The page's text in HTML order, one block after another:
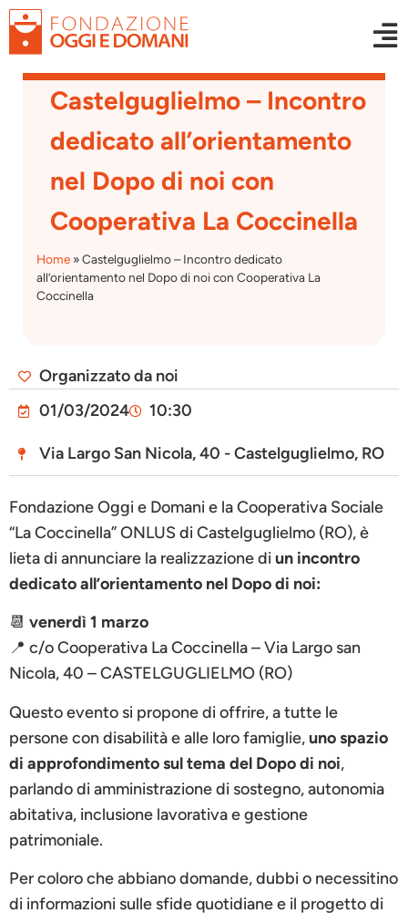
Castelguglielmo – Incontro
dedicato all’orientamento
nel Dopo di noi con
Cooperativa La Coccinella
Home »Castelguglielmo – Incontro dedicato
all’orientamento nel Dopo di noi con Cooperativa La
Coccinella
Organizzato da noi
01/03/2024
10:30
Via Largo San Nicola, 40 - Castelguglielmo, RO
Fondazione Oggi e Domani e la Cooperativa Sociale
“La Coccinella” ONLUS di Castelguglielmo (RO), è
lieta di annunciare la realizzazione di un incontro
dedicato all’orientamento nel Dopo di noi:
📆 venerdì 1 marzo
📍 c/o Cooperativa La Coccinella – Via Largo san
Nicola, 40 – CASTELGUGLIELMO (RO)
Questo evento si propone di offrire, a tutte le
persone con disabilità e alle loro famiglie,uno spazio
di approfondimento sul tema del Dopo di noi,
parlando di amministrazione di sostegno, autonomia
abitativa, inclusione lavorativa e gestione
patrimoniale.
Per coloro che abbiano domande, dubbi o necessitino
di informazioni sulle sfide quotidiane e il progetto di